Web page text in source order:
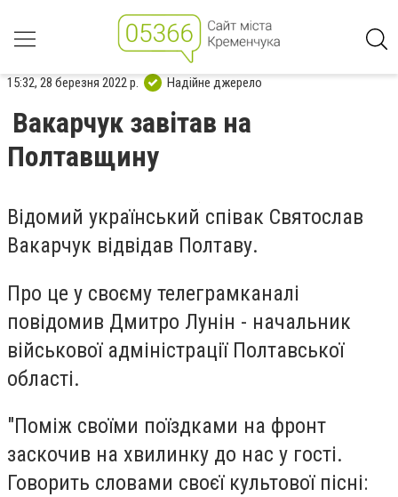
15:32, 28 березня 2022 р. Надійне джерело
Вакарчук завітав на
Полтавщину
Відомий український співак Святослав
Вакарчук відвідав Полтаву.
Про це у своєму телеграмканалі
повідомив Дмитро Лунін - начальник
військової адміністрації Полтавської
області.
"Поміж своїми поїздками на фронт
заскочив на хвилинку до нас у гості.
Говорить словами своєї культової пісні: